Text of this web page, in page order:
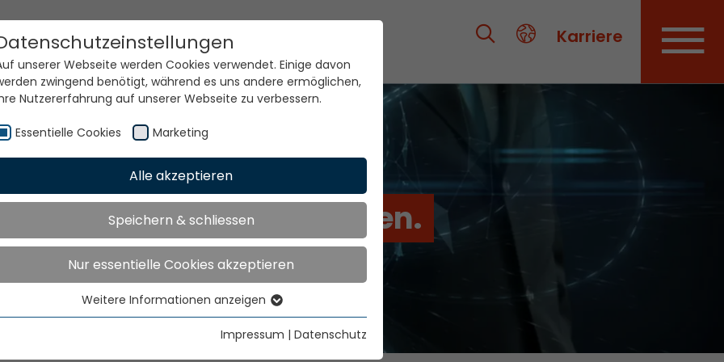
Karriere
Unsere Technologien.
unserer Webseite werden Cookies verwendet. Einige davon
zwingend benötigt, während es uns andere ermöglichen,
Nutzererfahrung auf unserer Webseite zu verbessern.
Essentielle Cookies Marketing
Alle akzeptieren
Speichern & schliessen
Nur essentielle Cookies akzeptieren
Essentielle Cookies
Essentielle Cookies werden für grundlegende Funktionen der
Webseite benötigt. Dadurch ist gewährleistet, dass die
Weitere Informationen anzeigen
Impressum | Datenschutz